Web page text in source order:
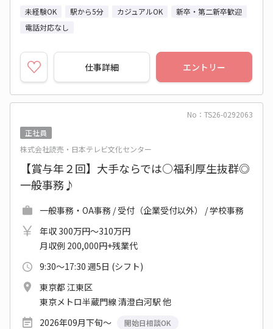
未経験OK 駅から5分 カジュアルOK
新卒・第二新卒歓迎
電話対応なし
仕事詳細 エントリー
No：TS26-0292063
正社員
株式会社読売・日本テレビ文化センター
【賞与年２回】大手ならでは○福利厚生抜群◎
一般事務♪
一般事務・OA事務 / 受付（企業受付以外） / 学校事務
年収 300万円～310万円
月収例 200,000円+残業代
9:30～17:30 週5日 (シフト)
東京都 江東区
東京メトロ半蔵門線 清澄白河駅 他
2026年09月下旬～
開始日相談OK